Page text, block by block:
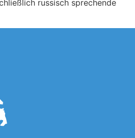
russisch sprechende